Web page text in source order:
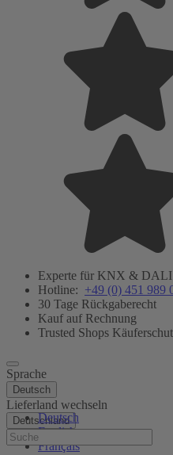
Experte für KNX & DALI
Hotline: +49 (0) 451 989
30 Tage Rückgaberecht
Kauf auf Rechnung
Trusted Shops
Sprache
Deutsch
Deutsch
English
Français
Lieferland wechseln
Deutschland
Hilfe